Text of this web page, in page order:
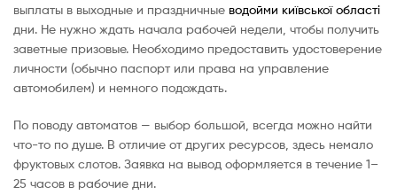
выплаты в выходные и праздничные водойми київської області
дни. Не нужно ждать начала рабочей недели, чтобы получить
заветные призовые. Необходимо предоставить удостоверение
личности (обычно паспорт или права на управление
автомобилем) и немного подождать.
По поводу автоматов — выбор большой, всегда можно найти
что-то по душе. В отличие от других ресурсов, здесь немало
фруктовых слотов. Заявка на вывод оформляется в течение 1–
25 часов в рабочие дни.